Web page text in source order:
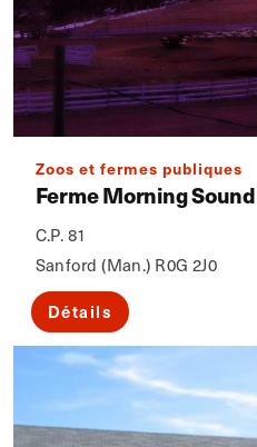
Zoos et fermes publiques
Ferme Morning Sound
C.P. 81
Sanford (Man.) R0G 2J0
Détails